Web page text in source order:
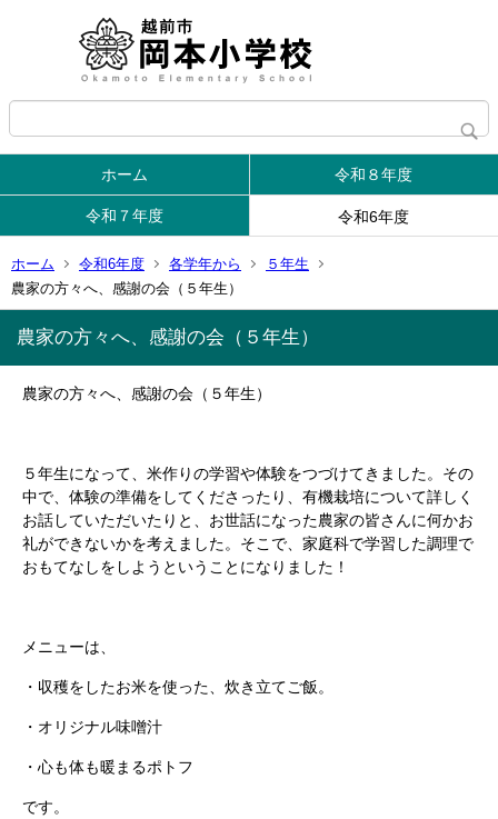
ホーム 令和８年度
令和７年度 令和6年度
ホーム 令和6年度 各学年から
５年生
農家の方々へ、感謝の会（５年生）
農家の方々へ、感謝の会（５年生）
農家の方々へ、感謝の会（５年生）
５年生になって、米作りの学習や体験をつづけてきました。その
中で、体験の準備をしてくださったり、有機栽培について詳しく
お話していただいたりと、お世話になった農家の皆さんに何かお
礼ができないかを考えました。そこで、家庭科で学習した調理で
おもてなしをしようということになりました！
メニューは、
・収穫をしたお米を使った、炊き立てご飯。
・オリジナル味噌汁
・心も体も暖まるポトフ
です。